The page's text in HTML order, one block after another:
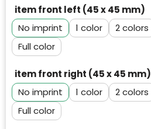
item front left (45 x 45 mm)
No imprint
1 2
Full color
item front right (45 x 45 mm)
No imprint
1 2
Full color